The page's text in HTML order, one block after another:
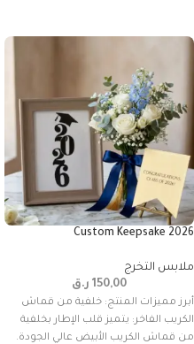
2026 Custom Keepsake
ملابس التخرج
150,00 ر.ق
أبرز مميزات المنتج: خلفية من قماش
الكريب الفاخر: يتميز قلب الإطار بخلفية
من قماش الكريب الأبيض عالي الجودة.